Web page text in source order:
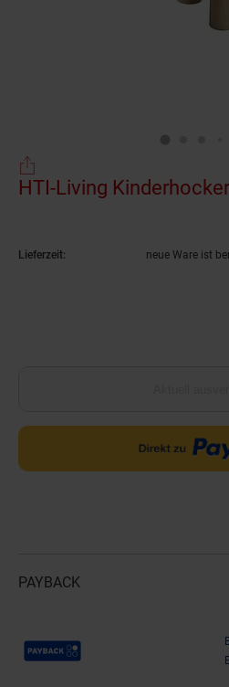
HTI-Living
Lieferzeit: neue Ware ist
PAYBACK
Payback Punkte